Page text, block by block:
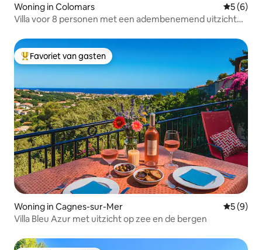
Woning in Colomars
5 (6)
Villa voor 8 personen met een adembenemend uitzicht
Topfavoriet van gasten
Favoriet van gasten
Woning in Cagnes-sur-Mer
5 (9)
Villa Bleu Azur met uitzicht op zee en de bergen